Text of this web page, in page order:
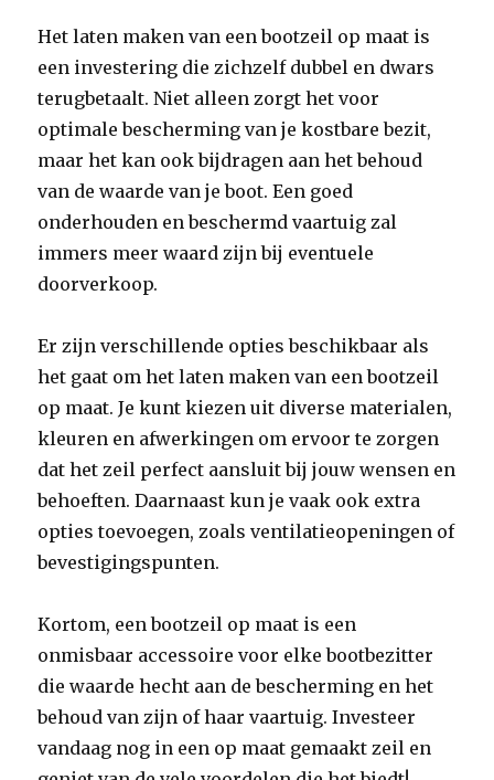
Het laten maken van een bootzeil op maat is
een investering die zichzelf dubbel en dwars
terugbetaalt. Niet alleen zorgt het voor
optimale bescherming van je kostbare bezit,
maar het kan ook bijdragen aan het behoud
van de waarde van je boot. Een goed
onderhouden en beschermd vaartuig zal
immers meer waard zijn bij eventuele
doorverkoop.
Er zijn verschillende opties beschikbaar als
het gaat om het laten maken van een bootzeil
op maat. Je kunt kiezen uit diverse materialen,
kleuren en afwerkingen om ervoor te zorgen
dat het zeil perfect aansluit bij jouw wensen en
behoeften. Daarnaast kun je vaak ook extra
opties toevoegen, zoals ventilatieopeningen of
bevestigingspunten.
Kortom, een bootzeil op maat is een
onmisbaar accessoire voor elke bootbezitter
die waarde hecht aan de bescherming en het
behoud van zijn of haar vaartuig. Investeer
vandaag nog in een op maat gemaakt zeil en